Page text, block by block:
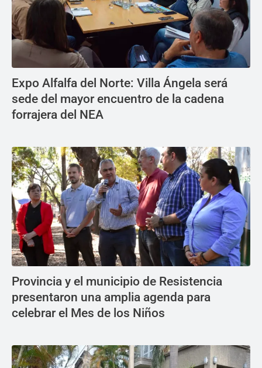
Expo Alfalfa del Norte: Villa Ángela será
sede del mayor encuentro de la cadena
forrajera del NEA
Provincia y el municipio de Resistencia
presentaron una amplia agenda para
celebrar el Mes de los Niños